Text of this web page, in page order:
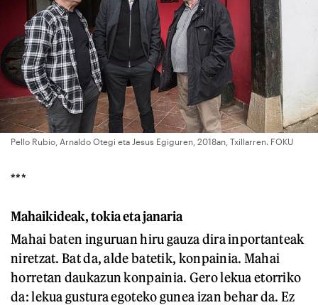
Pello Rubio, Arnaldo Otegi eta Jesus Egiguren, 2018an, Txillarren. FOKU
***
Mahaikideak, tokia eta janaria
Mahai baten inguruan hiru gauza dira inportanteak
niretzat. Bat da, alde batetik, konpainia. Mahai
horretan daukazun konpainia. Gero lekua etorriko
da: lekua gustura egoteko gunea izan behar da. Ez